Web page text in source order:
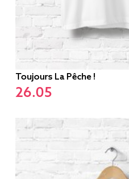
Toujours La Pêche !
26.05